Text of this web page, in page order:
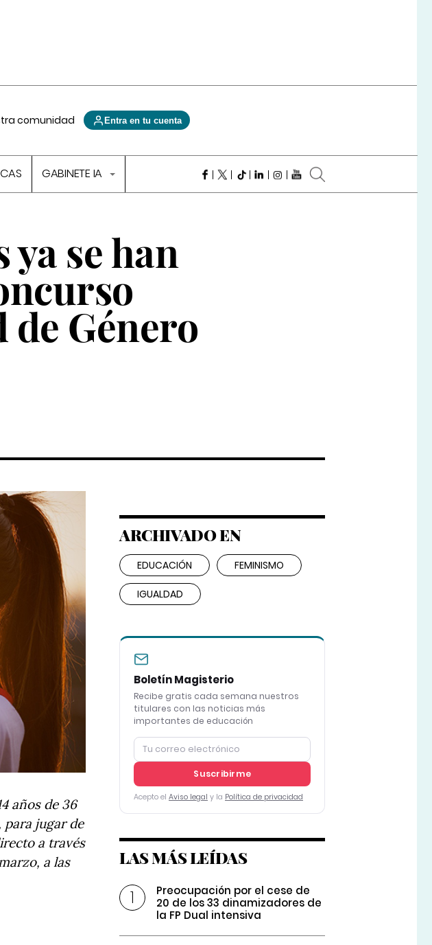
comunidad Entra en tu cuenta
GABINETE IA
se han
Género
años de 36
jugar de
a través
a las
ARCHIVADO EN
EDUCACIÓN FEMINISMO
IGUALDAD
Boletín Magisterio
Recibe gratis cada semana nuestros
titulares con las noticias más
importantes de educación
Suscribirme
Acepto el Aviso legal y la Política de privacidad
LAS MÁS LEÍDAS
Preocupación por el cese de
20 de los 33 dinamizadores de
la FP Dual intensiva